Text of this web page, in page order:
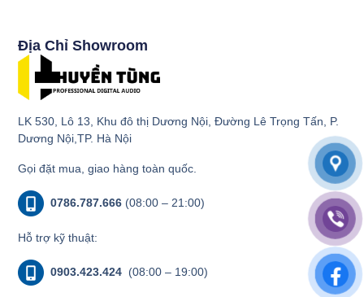
Địa Chỉ Showroom
LK 530, Lô 13, Khu đô thị Dương Nội, Đường Lê Trọng Tấn, P.
Dương Nội,TP. Hà Nội
Gọi đặt mua, giao hàng toàn quốc.
0786.787.666 (08:00 – 21:00)
Hỗ trợ kỹ thuật:
0903.423.424 (08:00 – 19:00)